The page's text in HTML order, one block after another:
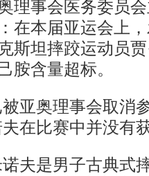
事会医务委员会
在本届亚运会上
斯坦摔跤运动员
胺含量超标。
奥理事会取消
在比赛中并没有
是男子古典式